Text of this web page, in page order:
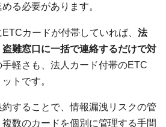
る必要があります。
カードが付帯していれば、 法
難窓口に一括で連絡するだけで対
手軽さも、法人カード付帯のETC
トです。
することで、情報漏洩リスクの管
数のカードを個別に管理する手間